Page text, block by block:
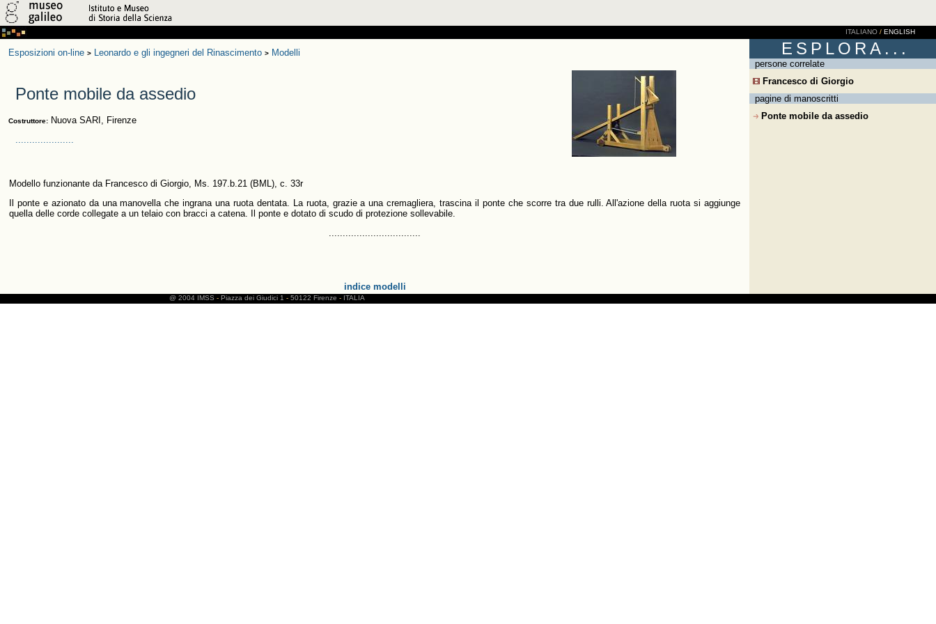
ITALIANO / ENGLISH
Esposizioni on-line > Leonardo e gli ingegneri del Rinascimento > Modelli
Ponte mobile da assedio
Costruttore: Nuova SARI, Firenze
.....................
Modello funzionante da Francesco di Giorgio, Ms. 197.b.21 (BML), c. 33r
Il ponte e azionato da una manovella che ingrana una ruota dentata. La ruota, grazie a una cremagliera, trascina il ponte che scorre tra due rulli. All'azione della ruota si aggiunge
quella delle corde collegate a un telaio con bracci a catena. Il ponte e dotato di scudo di protezione sollevabile.
.................................
indice modelli
ESPLORA...
persone correlate
Francesco di Giorgio
pagine di manoscritti
Ponte mobile da assedio
@ 2004 IMSS - Piazza dei Giudici 1 - 50122 Firenze - ITALIA